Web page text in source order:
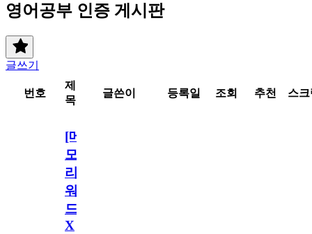
영어공부 인증 게시판
글쓰기
번호
제
목
글쓴이 등록일 조회 추천 스
[메
모
리
워
드
X